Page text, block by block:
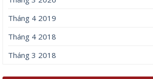
Tháng 4 2019
Tháng 4 2018
Tháng 3 2018